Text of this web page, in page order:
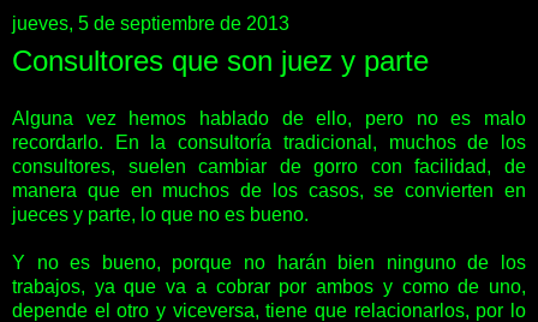
jueves, 5 de septiembre de 2013
Consultores que son juez y parte
Alguna vez hemos hablado de ello, pero no es malo
recordarlo. En la consultoría tradicional, muchos de los
consultores, suelen cambiar de gorro con facilidad, de
manera que en muchos de los casos, se convierten en
jueces y parte, lo que no es bueno.
Y no es bueno, porque no harán bien ninguno de los
trabajos, ya que va a cobrar por ambos y como de uno,
depende el otro y viceversa, tiene que relacionarlos, por lo